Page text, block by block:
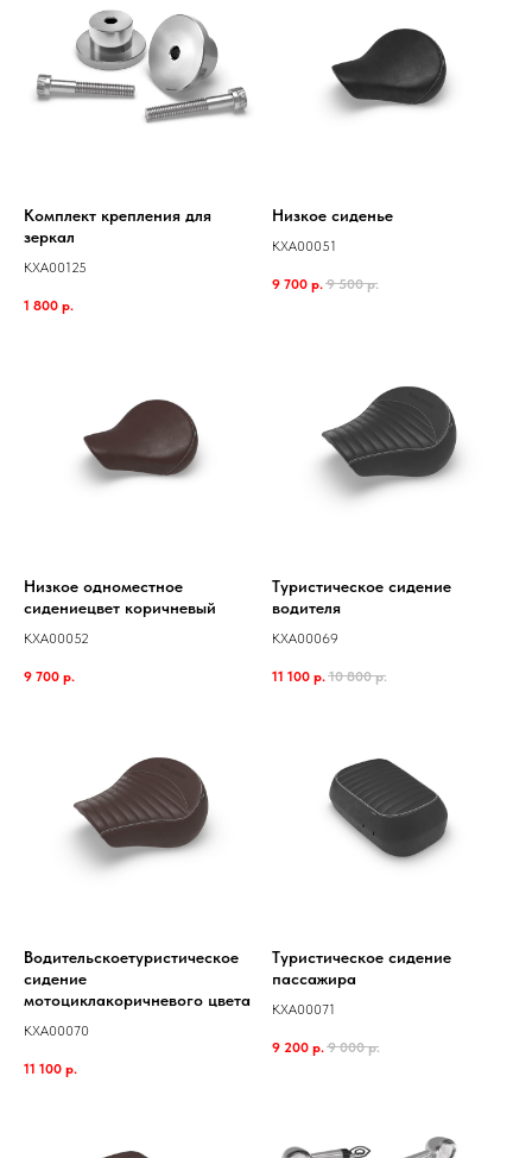
Комплект крепления для
зеркал
KXA00125
1 800 р.
Низкое сиденье
KXA00051
9 700 р. 9 500 р.
Низкое одноместное
сидениецвет коричневый
KXA00052
9 700 р.
Туристическое сидение
водителя
KXA00069
11 100 р. 10 800 р.
Водительскоетуристическое
сидение
мотоциклакоричневого цвета
KXA00070
11 100 р.
Туристическое сидение
пассажира
KXA00071
9 200 р. 9 000 р.